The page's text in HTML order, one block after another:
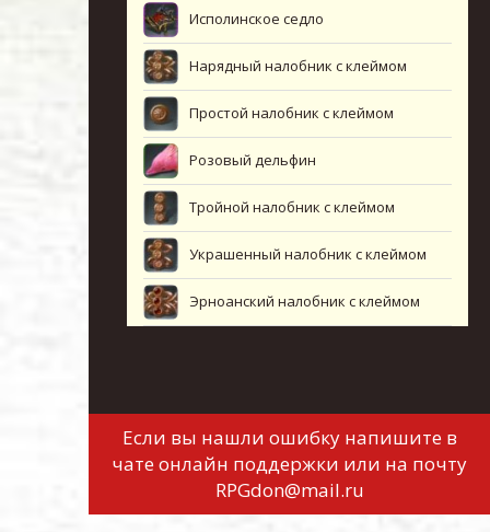
Исполинское седло
Нарядный налобник с клеймом
Простой налобник с клеймом
Розовый дельфин
Тройной налобник с клеймом
Украшенный налобник с клеймом
Эрноанский налобник с клеймом
Если вы нашли ошибку напишите в
чате онлайн поддержки или на почту
RPGdon@mail.ru